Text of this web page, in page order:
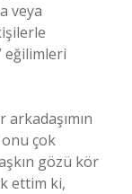
veya
eğilimleri
onu çok
gözü kör
ettim ki,